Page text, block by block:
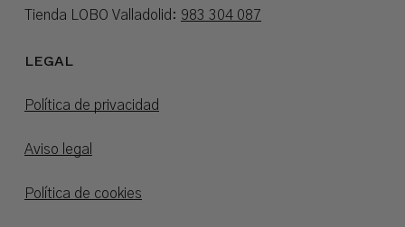
Tienda LOBO Valladolid: 983 304 087
LEGAL
Política de privacidad
Aviso legal
Política de cookies